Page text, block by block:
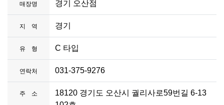
매장명 경기 오산점
지 역 경기
유 형 C 타입
연락처 031-375-9276
주 소
18120 경기도 오산시 궐리사로59번길 6-13